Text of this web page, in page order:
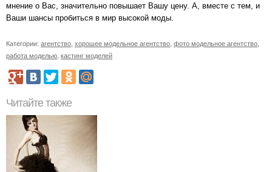
мнение о Вас, значительно повышает Вашу цену. А, вместе с тем, и
Ваши шансы пробиться в мир высокой моды.
Категории: агентство хорошее модельное агентство фото модельное агентство
работа моделью кастинг моделей
Читайте также